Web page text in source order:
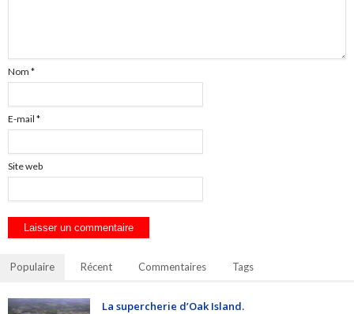
Nom *
E-mail *
Site web
Populaire Récent Commentaires Tags
La supercherie d’Oak Island.